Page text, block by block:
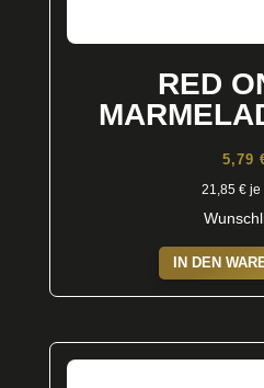
RED
5,79
21,85 €je
IN DEN